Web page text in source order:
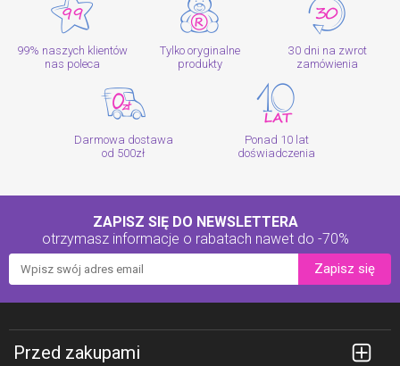
99% naszych klientów
nas poleca
Tylko oryginalne
produkty
30 dni na zwrot
zamówienia
Darmowa dostawa
od 500zł
Ponad 10 lat
doświadczenia
ZAPISZ SIĘ DO NEWSLETTERA
otrzymasz informacje o rabatach nawet do -70%
Zapisz się
Przed zakupami